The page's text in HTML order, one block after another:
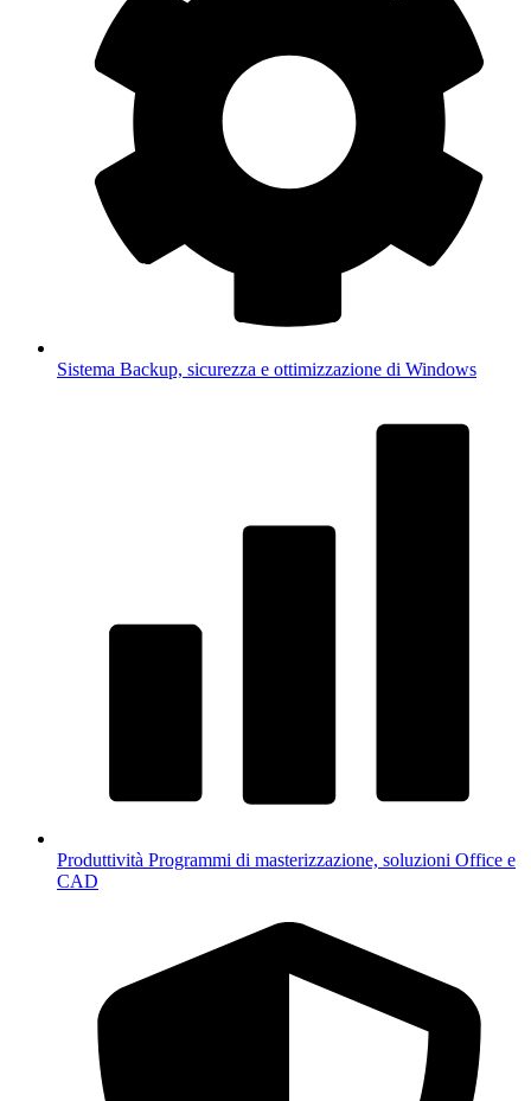
Sistema Backup, sicurezza e ottimizzazione di Windows
Produttività Programmi di masterizzazione, soluzioni Office e
CAD